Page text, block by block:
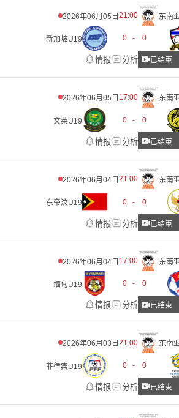
2026年06月05日 21:00 东南
新加坡U19 0 - 0
情报 分析 已结束
2026年06月05日 17:00 东南
文莱U19 0 - 0
情报 分析 已结束
2026年06月04日 21:00 东南
东帝汶U19 0 - 0
情报 分析 已结束
2026年06月04日 17:00 东南
缅甸U19 0 - 0
情报 分析 已结束
2026年06月03日 21:00 东南
菲律宾U19 0 - 0
情报 分析 已结束